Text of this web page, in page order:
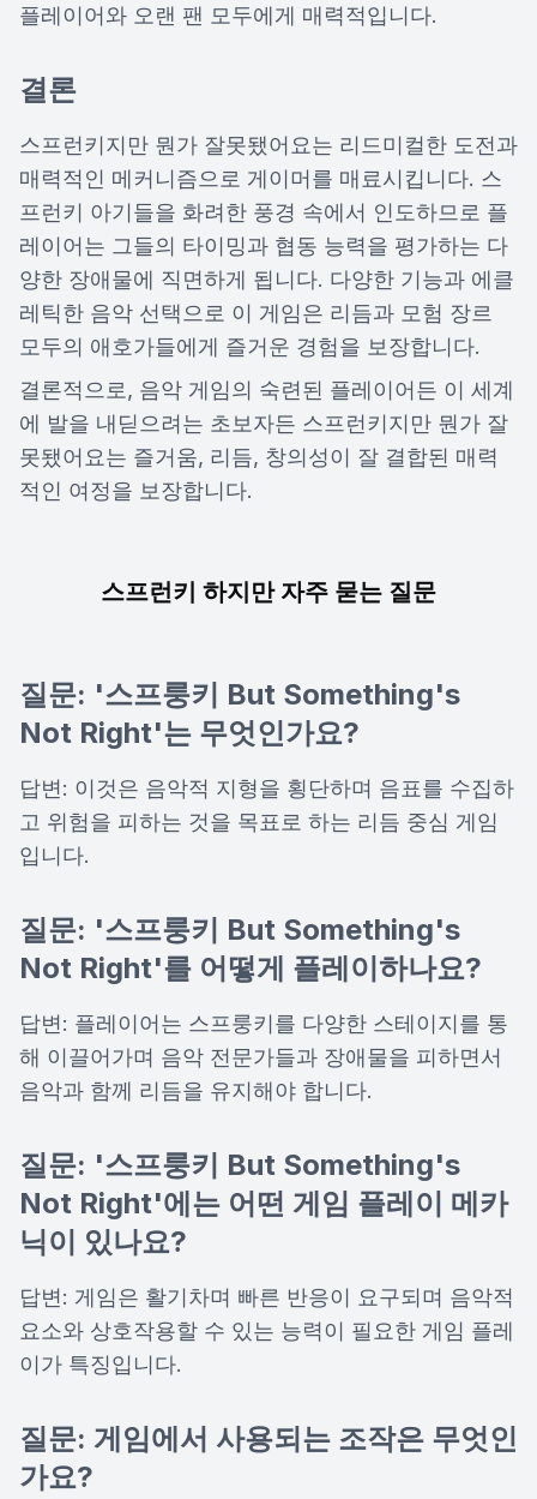
플레이어와 오랜 팬 모두에게 매력적입니다.
결론
스프런키지만 뭔가 잘못됐어요는 리드미컬한 도전과
매력적인 메커니즘으로 게이머를 매료시킵니다. 스
프런키 아기들을 화려한 풍경 속에서 인도하므로 플
레이어는 그들의 타이밍과 협동 능력을 평가하는 다
양한 장애물에 직면하게 됩니다. 다양한 기능과 에클
레틱한 음악 선택으로 이 게임은 리듬과 모험 장르
모두의 애호가들에게 즐거운 경험을 보장합니다.
결론적으로, 음악 게임의 숙련된 플레이어든 이 세계
에 발을 내딛으려는 초보자든 스프런키지만 뭔가 잘
못됐어요는 즐거움, 리듬, 창의성이 잘 결합된 매력
적인 여정을 보장합니다.
스프런키 하지만 자주 묻는 질문
질문: '스프룽키 But Something's
Not Right'는 무엇인가요?
답변: 이것은 음악적 지형을 횡단하며 음표를 수집하
고 위험을 피하는 것을 목표로 하는 리듬 중심 게임
입니다.
질문: '스프룽키 But Something's
Not Right'를 어떻게 플레이하나요?
답변: 플레이어는 스프룽키를 다양한 스테이지를 통
해 이끌어가며 음악 전문가들과 장애물을 피하면서
음악과 함께 리듬을 유지해야 합니다.
질문: '스프룽키 But Something's
Not Right'에는 어떤 게임 플레이 메카
닉이 있나요?
답변: 게임은 활기차며 빠른 반응이 요구되며 음악적
요소와 상호작용할 수 있는 능력이 필요한 게임 플레
이가 특징입니다.
질문: 게임에서 사용되는 조작은 무엇인
가요?